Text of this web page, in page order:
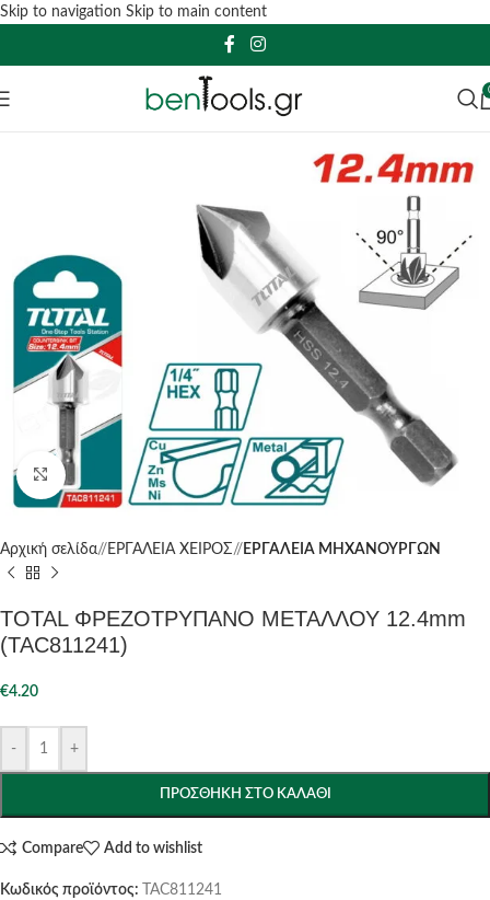
Skip to navigation Skip to main content
Click to enlarge
Αρχική σελίδα/ ΕΡΓΑΛΕΙΑ ΧΕΙΡΟΣ/ ΕΡΓΑΛΕΙΑ ΜΗΧΑΝΟΥΡΓΩΝ
TOTAL ΦΡΕΖΟΤΡΥΠΑΝΟ ΜΕΤΑΛΛΟΥ 12.4mm
(TAC811241)
€4.20
- +
ΠΡΟΣΘΉΚΗ ΣΤΟ ΚΑΛΆΘΙ
Compare Add to wishlist
Κωδικός προϊόντος:
TAC811241